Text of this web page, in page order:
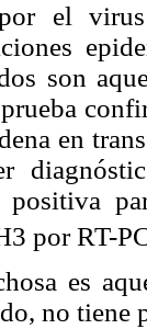
el
son
en
positiva
por RT-
es
no tiene